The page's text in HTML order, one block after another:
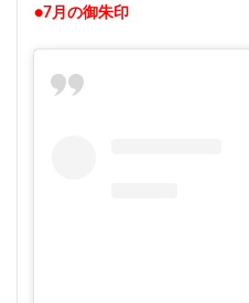
●7月の御朱印